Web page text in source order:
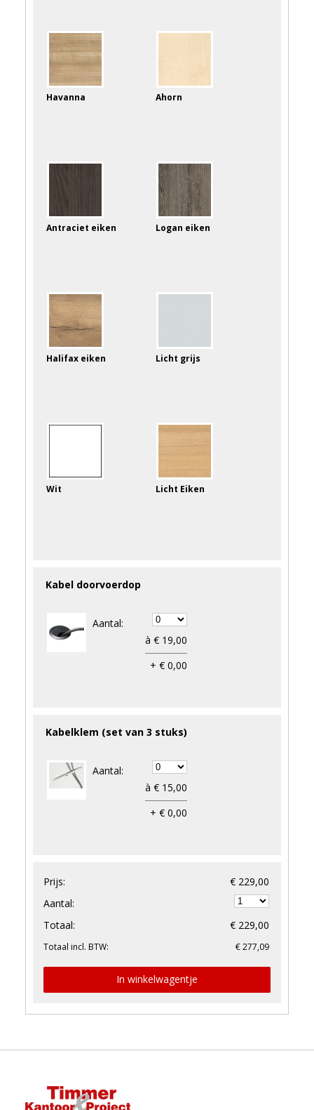
Havanna Ahorn
Antraciet eiken Logan eiken
Halifax eiken Licht grijs
Wit Licht Eiken
Kabel doorvoerdop
Aantal:
à € 19,00
+ € 0,00
Kabelklem (set van 3 stuks)
Aantal:
à € 15,00
+ € 0,00
Prijs:
€ 229,00
Aantal:
Totaal:
€ 229,00
Totaal incl. BTW: € 277,09
In winkelwagentje